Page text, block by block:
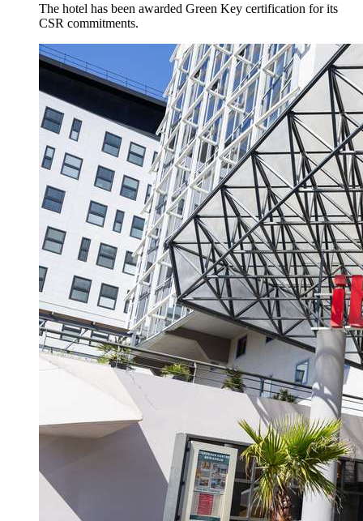
The hotel has been awarded Green Key certification for its
CSR commitments.